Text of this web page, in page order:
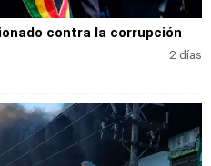
contra la corrupción
2 días